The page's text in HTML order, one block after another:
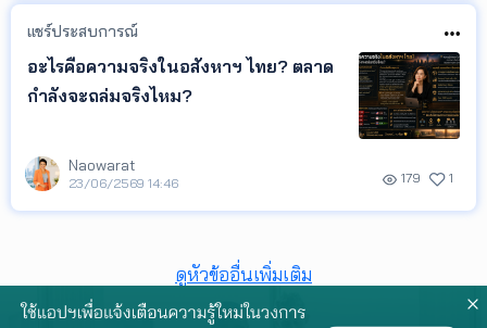
แชร์ประสบการณ์
อะไรคือความจริงในอสังหาฯ ไทย? ตลาด
กำลังจะถล่มจริงไหม?
Naowarat
23/06/2569 14:46 179 1
ดูหัวข้ออื่นเพิ่มเติม